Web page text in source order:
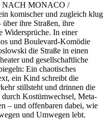
NACH MONACO /
komischer und zugleich klug
über ihre Straßen, ihre
Widersprüche. In einer
und Boulevard‑Komödie
die Straße in einen
und gesellschaftliche
Ein chaotisches
ein Kind schreibt die
stillsteht und drinnen die
Kostümwechsel, Meta-
– und offenbaren dabei, wie
und Umwegen lebt.